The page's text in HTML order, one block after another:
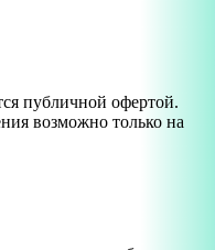
публичной офертой.
возможно только на